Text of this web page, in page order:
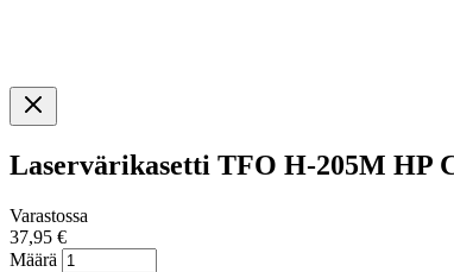
Laservärikasetti TFO H-205M HP
Varastossa
37,95 €
Määrä